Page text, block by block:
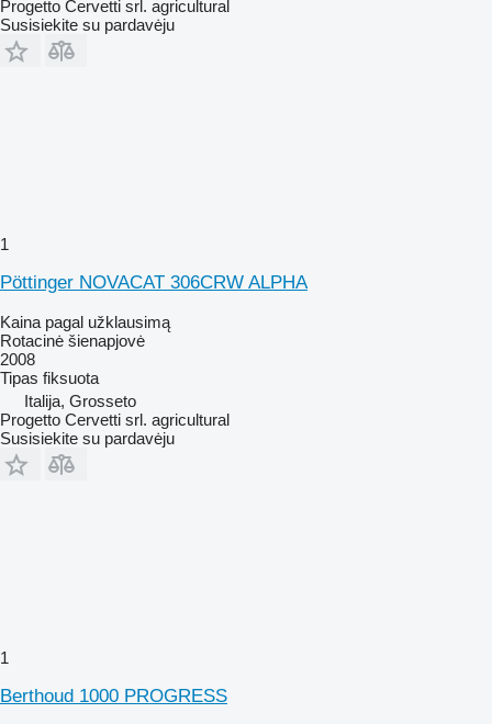
Progetto Cervetti srl. agricultural
Susisiekite su pardavėju
1
Pöttinger NOVACAT 306CRW ALPHA
Kaina pagal užklausimą
Rotacinė šienapjovė
2008
Tipas fiksuota
Italija, Grosseto
Progetto Cervetti srl. agricultural
Susisiekite su pardavėju
1
Berthoud 1000 PROGRESS